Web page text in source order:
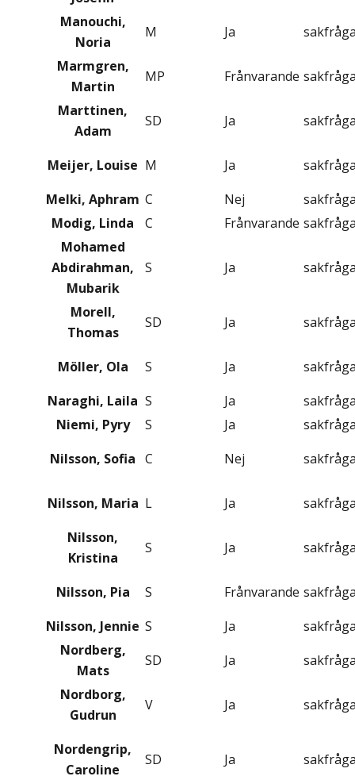
Manouchi,
Noria
M Ja
Marmgren,
Martin
MP Frånvarande
Marttinen,
Adam
SD Ja
Meijer, Louise M Ja
Melki, Aphram C Nej
Modig, Linda
C Frånvarande
Mohamed
Abdirahman,
Mubarik
S Ja
Morell,
Thomas
SD Ja
Möller, Ola S Ja
Naraghi, Laila S Ja
Niemi, Pyry
S Ja
Nilsson, Sofia C Nej
Nilsson, Maria L Ja
Nilsson,
Kristina
S Ja
Nilsson, Pia S Frånvarande
Nilsson, Jennie S Ja
Nordberg,
Mats
SD Ja
Nordborg,
Gudrun
V Ja
Nordengrip,
Caroline
SD Ja